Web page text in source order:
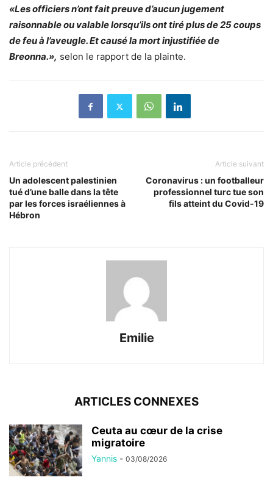
«Les officiers n’ont fait preuve d’aucun jugement
raisonnable ou valable lorsqu’ils ont tiré plus de 25 coups
de feu à l’aveugle. Et causé la mort injustifiée de
Breonna.», selon le rapport de la plainte.
Article précédent
Un adolescent palestinien
tué d’une balle dans la tête
par les forces israéliennes à
Hébron
Article suivant
Coronavirus : un footballeur
professionnel turc tue son
fils atteint du Covid-19
Emilie
ARTICLES CONNEXES
Ceuta au cœur de la crise
migratoire
Yannis - 03/08/2026